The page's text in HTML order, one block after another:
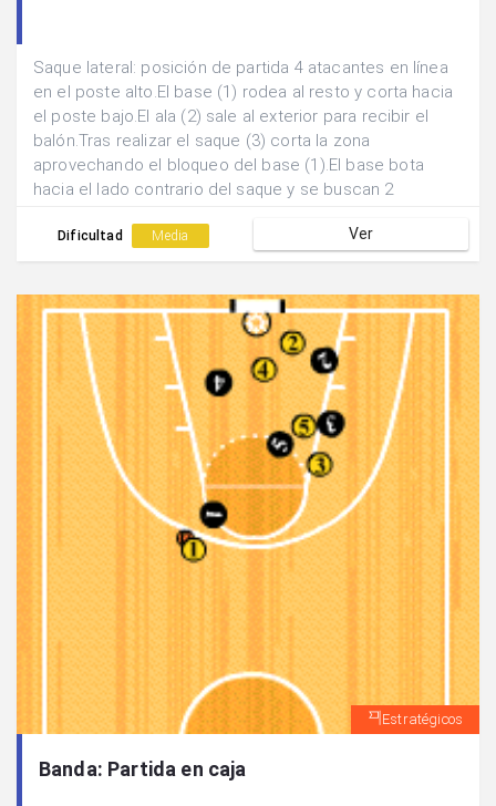
Saque lateral: posición de partida 4 atacantes en línea
en el poste alto.El base (1) rodea al resto y corta hacia
el poste bajo.El ala (2) sale al exterior para recibir el
balón.Tras realizar el saque (3) corta la zona
aprovechando el bloqueo del base (1).El base bota
hacia el lado contrario del saque y se buscan 2
sale y aprovecha el doble bloqueo de (4) y (5). b)pase
interior a (3) a la salida del bloqueo de (2).
Dificultad Media Ver
Estratégicos
Banda: Partida en caja